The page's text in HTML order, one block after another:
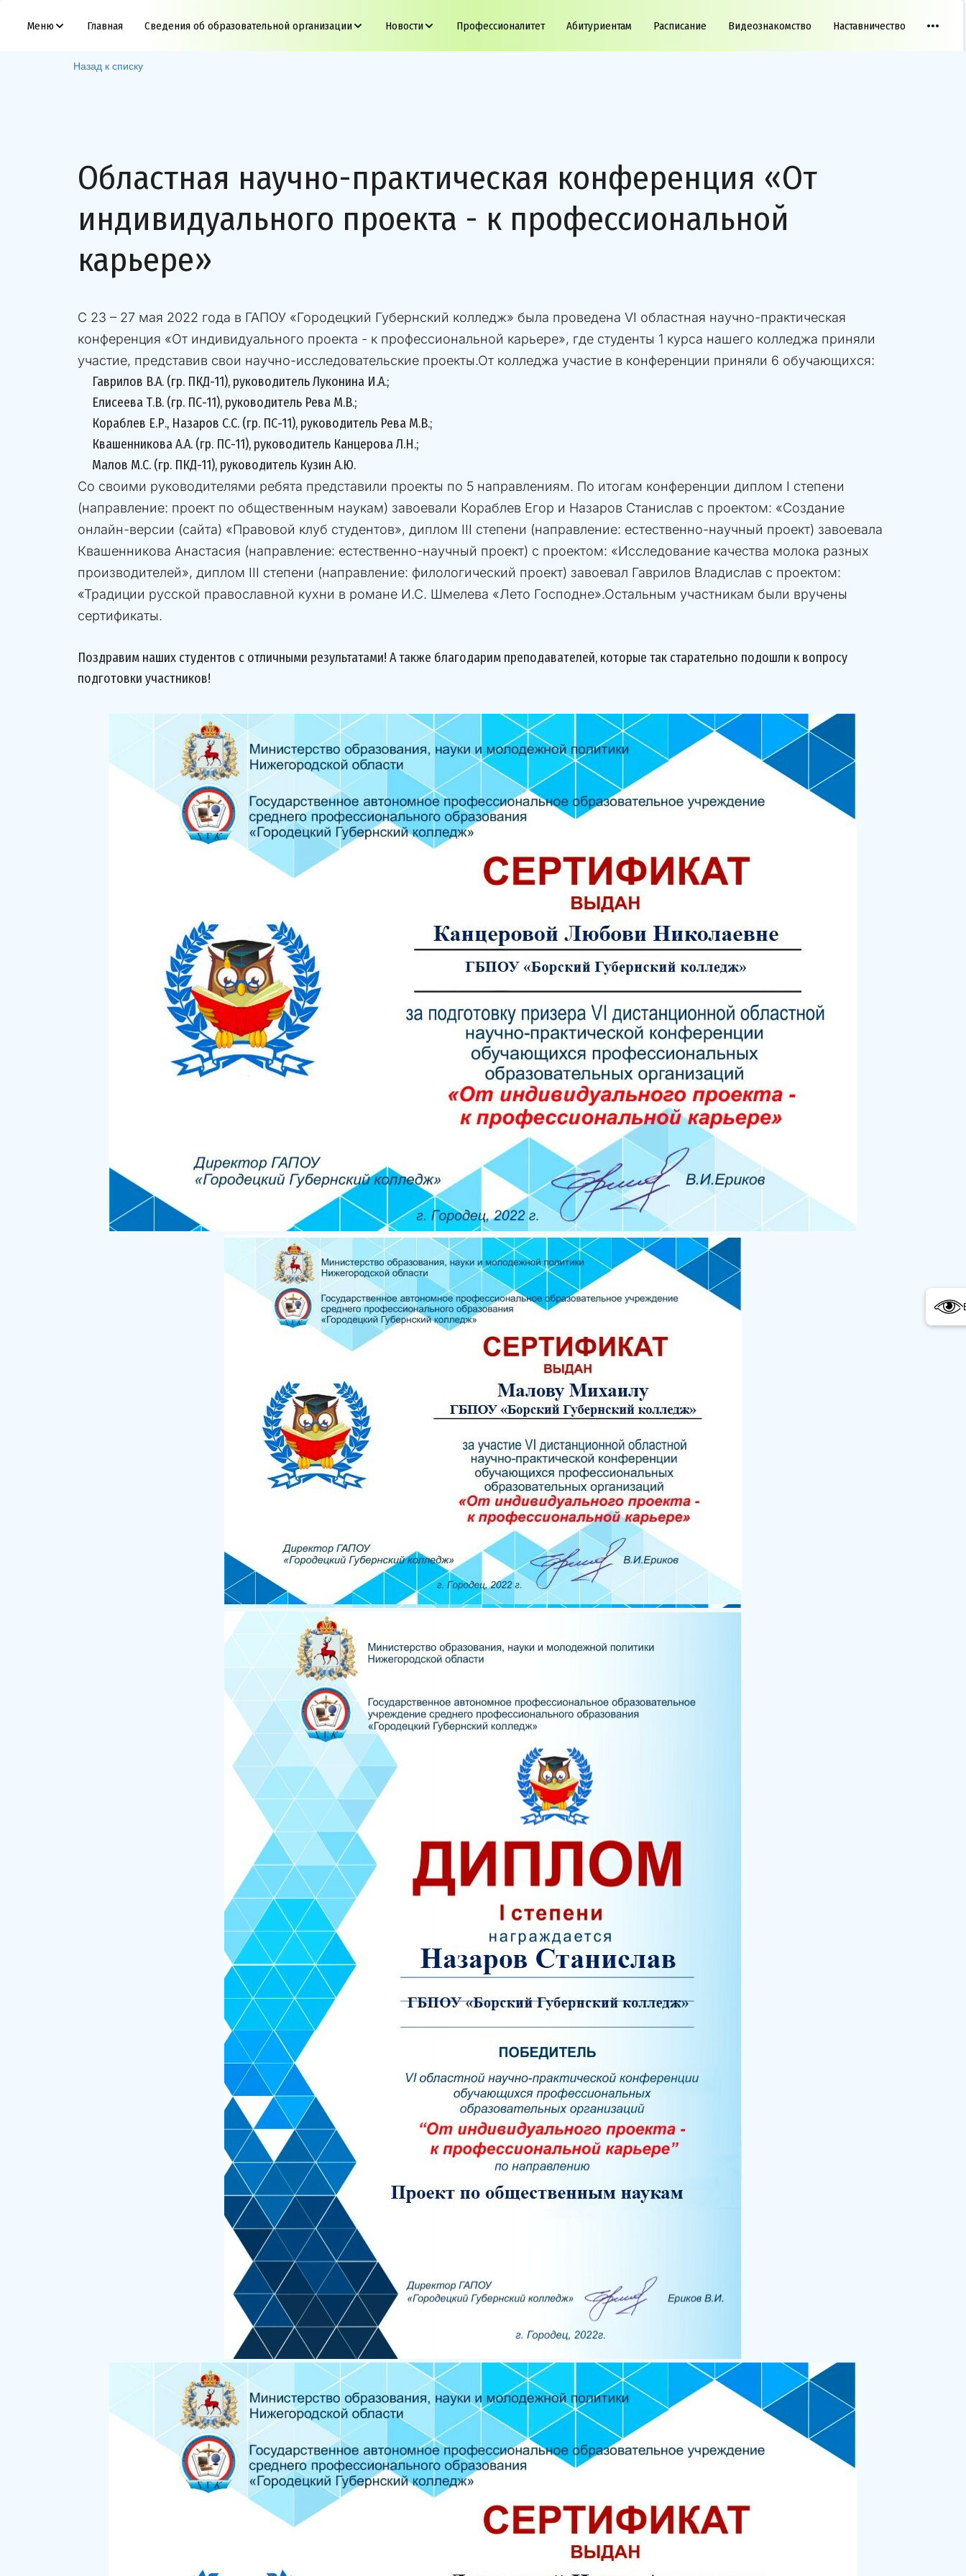
Меню Главная Сведения об образовательной организации Новости Профессионалитет Абитуриентам Расписание Видеознакомство Наставничество
Назад к списку
Областная научно-практическая конференция «От
индивидуального проекта - к профессиональной
карьере»
С 23 – 27 мая 2022 года в ГАПОУ «Городецкий Губернский колледж» была проведена VI областная научно-практическая
конференция «От индивидуального проекта - к профессиональной карьере», где студенты 1 курса нашего колледжа приняли
участие, представив свои научно-исследовательские проекты.От колледжа участие в конференции приняли 6 обучающихся:
Гаврилов В.А. (гр. ПКД-11), руководитель Луконина И.А.;
Елисеева Т.В. (гр. ПС-11), руководитель Рева М.В.;
Кораблев Е.Р., Назаров С.С. (гр. ПС-11), руководитель Рева М.В.;
Квашенникова А.А. (гр. ПС-11), руководитель Канцерова Л.Н.;
Малов М.С. (гр. ПКД-11), руководитель Кузин А.Ю.
Со своими руководителями ребята представили проекты по 5 направлениям. По итогам конференции диплом I степени
(направление: проект по общественным наукам) завоевали Кораблев Егор и Назаров Станислав с проектом: «Создание
онлайн-версии (сайта) «Правовой клуб студентов», диплом III степени (направление: естественно-научный проект) завоевала
Квашенникова Анастасия (направление: естественно-научный проект) с проектом: «Исследование качества молока разных
производителей», диплом III степени (направление: филологический проект) завоевал Гаврилов Владислав с проектом:
«Традиции русской православной кухни в романе И.С. Шмелева «Лето Господне».Остальным участникам были вручены
сертификаты.
Поздравим наших студентов с отличными результатами! А также благодарим преподавателей, которые так старательно подошли к вопросу
подготовки участников!